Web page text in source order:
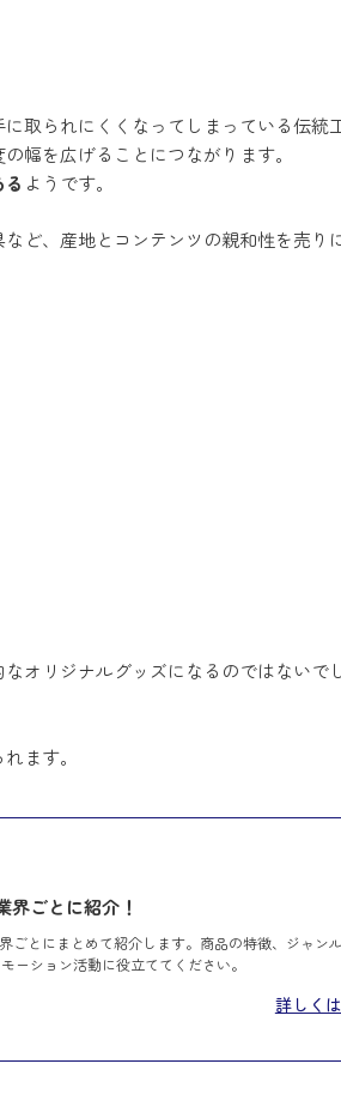
取られにくくなってしまっている伝統工
幅を広げることにつながります。
ようです。
ど、産地とコンテンツの親和性を売り
オリジナルグッズになるのではないで
ます。
界ごとに紹介！
ごとにまとめて紹介します。商品の特徴、ジャン
ーション活動に役立ててください。
詳しく